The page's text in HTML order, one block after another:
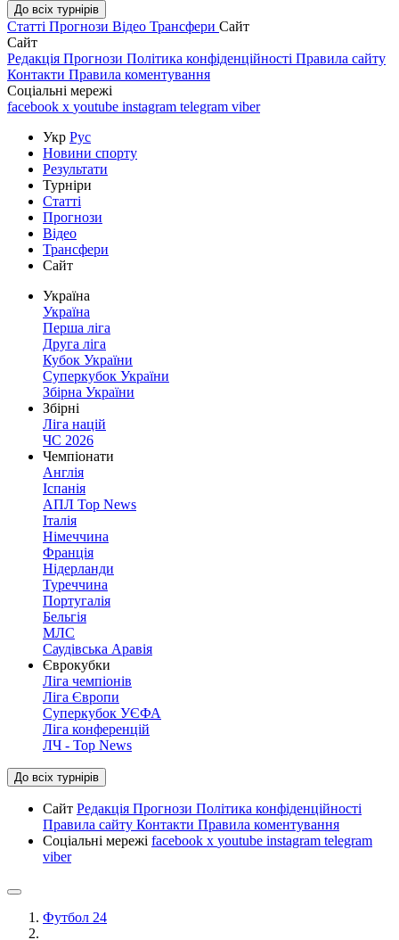
До всіх турнірів
Статті Прогнози Відео Трансфери Сайт
Сайт
Редакція Прогнози Політика конфіденційності Правила сайту
Контакти Правила коментування
Соціальні мережі
facebook x youtube instagram telegram viber
Укр Рус
Новини спорту
Результати
Турніри
Статті
Прогнози
Відео
Трансфери
Сайт
Україна
Україна
Перша ліга
Друга ліга
Кубок України
Суперкубок України
Збірна України
Збірні
Ліга націй
ЧС 2026
Чемпіонати
Англія
Іспанія
АПЛ Top News
Італія
Німеччина
Франція
Нідерланди
Туреччина
Португалія
Бельгія
МЛС
Саудівська Аравія
Єврокубки
Ліга чемпіонів
Ліга Європи
Суперкубок УЄФА
Ліга конференцій
ЛЧ - Top News
До всіх турнірів
Сайт Редакція Прогнози Політика конфіденційності
Правила сайту Контакти Правила коментування
Соціальні мережі facebook x youtube instagram telegram
viber
Футбол 24